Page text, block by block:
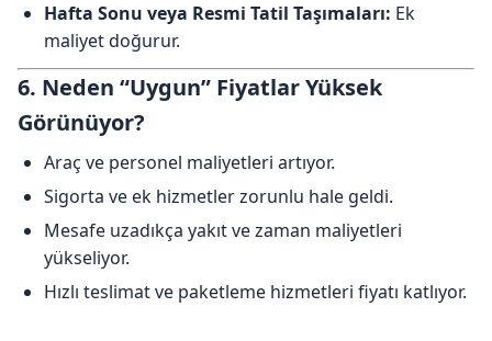
Hafta Sonu veya Resmi Tatil Taşımaları: Ek
maliyet doğurur.
6. Neden “Uygun” Fiyatlar Yüksek
Görünüyor?
Araç ve personel maliyetleri artıyor.
Sigorta ve ek hizmetler zorunlu hale geldi.
Mesafe uzadıkça yakıt ve zaman maliyetleri
yükseliyor.
Hızlı teslimat ve paketleme hizmetleri fiyatı katlıyor.